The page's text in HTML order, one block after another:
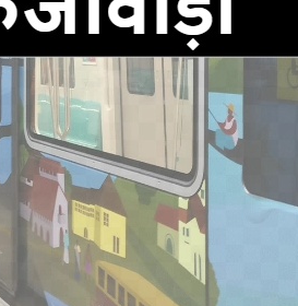
वोटर लिस्ट
हुआ बदलाव, देखें नई
पूरी लिस्ट
30 दिसम्बर